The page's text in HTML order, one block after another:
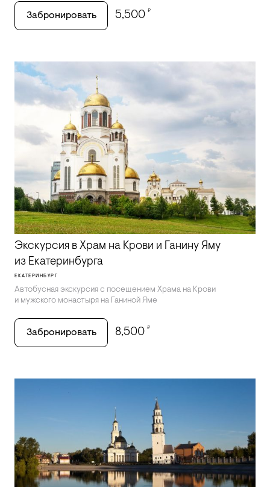
Забронировать 5,500 ₽
Экскурсия в Храм на Крови и Ганину Яму
из Екатеринбурга
ЕКАТЕРИНБУРГ
Автобусная экскурсия с посещением Храма на Крови
и мужского монастыря на Ганиной Яме
Забронировать 8,500 ₽